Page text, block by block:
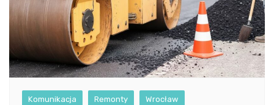
Komunikacja Remonty Wrocław